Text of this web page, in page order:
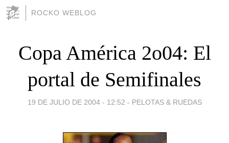
ROCKO WEBLOG
Copa América 2o04: El
portal de Semifinales
19 DE JULIO DE 2004 - 12:52 - PELOTAS & RUEDAS